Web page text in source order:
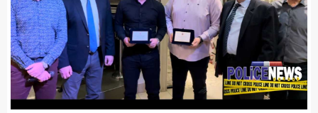
ΥΑΤ/ΥΜΕΤ
ΕΛΛΗΝΙΚΗ ΑΣΤΥΝΟΜΙΑ